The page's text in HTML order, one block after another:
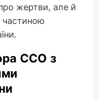
жертви, але й
ССО з